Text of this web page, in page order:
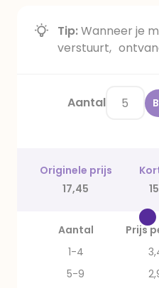
Tip:Wanneer je
verstuurt,
Aantal
Originele prijs
17,45
Aantal Prijs
1-4
5-9